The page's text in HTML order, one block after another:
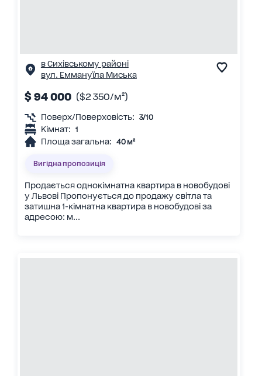
в Сихівському районі
вул. Еммануїла Миська
$ 94 000 ($2 350/м²)
Поверх/Поверховість: 3/10
Кімнат: 1
Площа загальна: 40 м²
Вигідна пропозиція
Продається однокімнатна квартира в новобудові
у Львові Пропонується до продажу світла та
затишна 1-кімнатна квартира в новобудові за
адресою: м...